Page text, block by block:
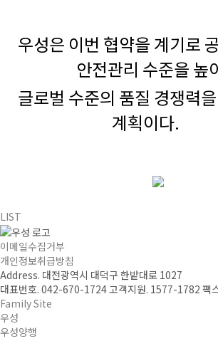
우성은 이번 협약을 계기로
안전관리 수준을 높
글로벌 수준의 품질 경쟁력
계획이다.
LIST
이메일수집거부
개인정보취급방침
Address. 대전광역시 대덕구 한밭대로 1027
대표번호. 042-670-1724고객지원. 1577-1782 팩
Family Site
우성
우성양행